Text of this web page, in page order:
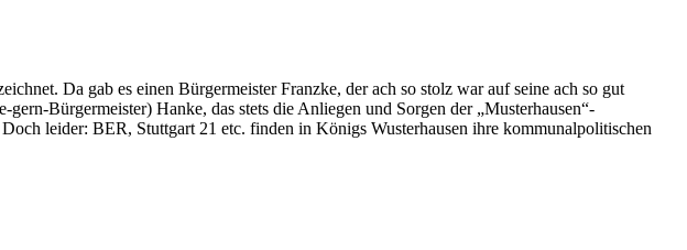
Da gab es einen Bürgermeister Franzke, der ach so stolz war auf seine ach so gut
Bürgermeister) Hanke, das stets die Anliegen und Sorgen der „Musterhausen“-
leider: BER, Stuttgart 21 etc. finden in Königs Wusterhausen ihre kommunalpolitischen